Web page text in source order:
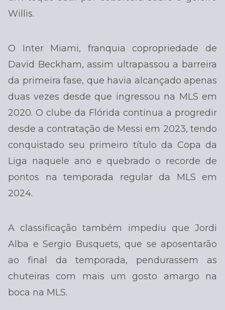
Willis.
O Inter Miami, franquia copropriedade de
David Beckham, assim ultrapassou a barreira
da primeira fase, que havia alcançado apenas
duas vezes desde que ingressou na MLS em
2020. O clube da Flórida continua a progredir
desde a contratação de Messi em 2023, tendo
conquistado seu primeiro título da Copa da
Liga naquele ano e quebrado o recorde de
pontos na temporada regular da MLS em
2024.
A classificação também impediu que Jordi
Alba e Sergio Busquets, que se aposentarão
ao final da temporada, pendurassem as
chuteiras com mais um gosto amargo na
boca na MLS.